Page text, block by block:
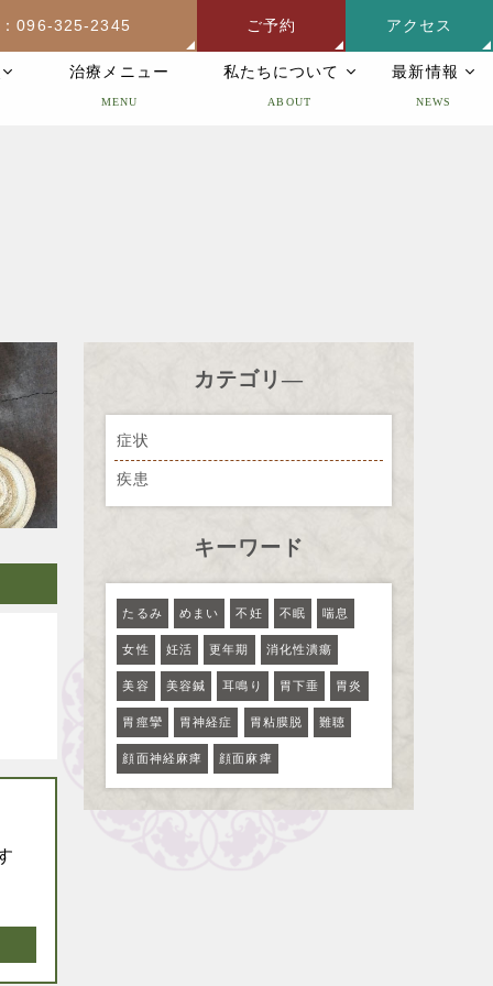
096-325-2345 ご予約 アクセス
治療メニュー
MENU
私たちについて
ABOUT
最新情報
NEWS
カテゴリ―
症状
疾患
キーワード
たるみ めまい 不妊 不眠 喘息
女性 妊活 更年期 消化性潰瘍
美容 美容鍼 耳鳴り 胃下垂 胃炎
胃痙攣 胃神経症 胃粘膜脱 難聴
顔面神経麻痺 顔面麻痺